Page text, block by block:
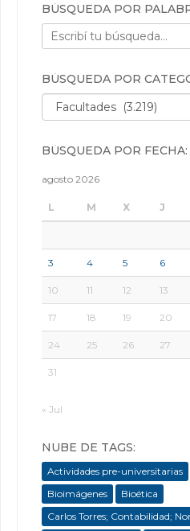
BÚSQUEDA POR
BÚSQUEDA POR
Búsqueda por categorías:
BÚSQUEDA POR FECHA:
agosto 2026
L M X J
3 4 5 6
10 11 12 13
17 18 19 20
24 25 26 27
31
« Jul
NUBE DE TAGS:
Actividades pre-universitarias
Bioimágenes
Bioética
Carlos Torres; Contabilidad;